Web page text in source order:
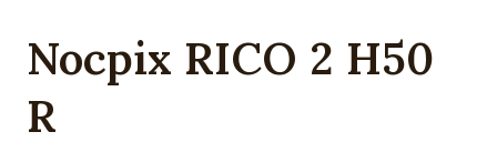
Nocpix RICO 2 H50
R